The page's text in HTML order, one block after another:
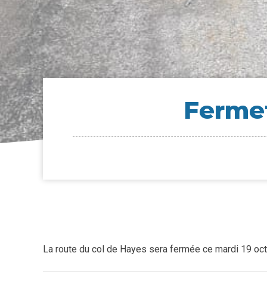
La route du col de Hayes sera fermée ce mardi 19